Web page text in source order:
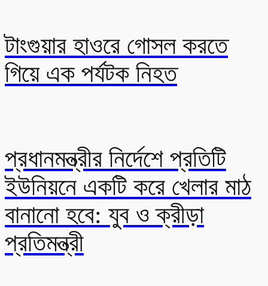
টাংগুয়ার হাওরে গোসল করতে
গিয়ে এক পর্যটক নিহত
প্রধানমন্ত্রীর নির্দেশে প্রতিটি
ইউনিয়নে একটি করে খেলার মাঠ
বানানো হবে: যুব ও ক্রীড়া
প্রতিমন্ত্রী